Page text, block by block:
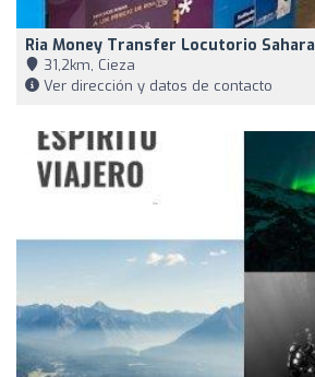
Ria Money Transfer Locutorio Sahara
31,2km, Cieza
Ver dirección y datos de contacto